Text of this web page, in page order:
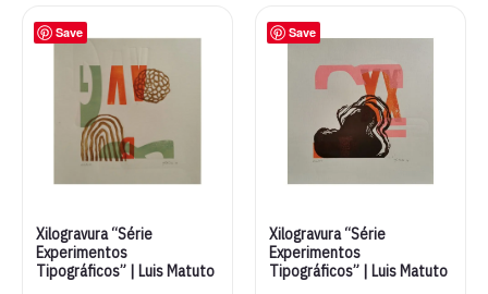
Save
Xilogravura “Série
Experimentos
Tipográficos” | Luis Matuto
Save
Xilogravura “Série
Experimentos
Tipográficos” | Luis Matuto